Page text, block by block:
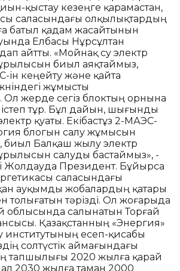
қыстау кезеңге қарамастан,
саласындағы олқылықтардың
батыл қадам жасайтынын
Елбасы Нұрсұлтан
айтты. «Мойнақ су электр
биыл аяқтаймыз,
ін кеңейту және қайта
жұмысты
Ол жерде сегіз блоктың орнына
істеп тұр. Бұл дайын, шығынды
қуаты. Екібастұз 2-МАЭС-
блогын салу жұмысын
биыл Балқаш жылу электр
салуды бастаймыз», -
Жолдауда Президент. Бұйырса
саласындағы
ауқымды жобалардың қатары
толығатын тәрізді. Ол жоғарыда
облысында салынатын Торғай
Қазақстанның «Энергия»
институтының есеп-қисабы
солтүстік аймағындағы
тапшылығы 2020 жылға қарай
ал 2030 жылға таман 2000